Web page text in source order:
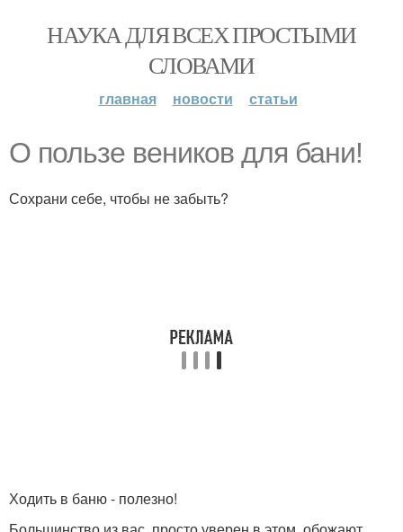
НАУКА ДЛЯ ВСЕХ ПРОСТЫМИ
СЛОВАМИ
главная новости статьи
О пользе веников для бани!
Сохрани себе, чтобы не забыть?
Ходить в баню - полезно!